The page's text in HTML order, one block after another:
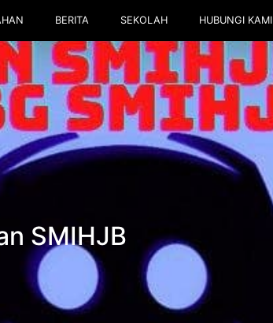
BERITA SEKOLAH HUBUNGI KAMI
SMIHJB